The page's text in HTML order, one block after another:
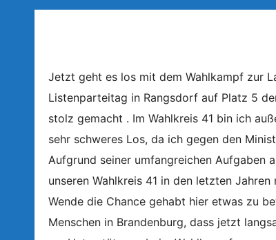
Jetzt geht es los mit dem Wahlkampf zur
Listenparteitag in Rangsdorf auf Platz 5
stolz gemacht . Im Wahlkreis 41 bin ich
sehr schweres Los, da ich gegen den
Aufgrund seiner umfangreichen Aufgaben
unseren Wahlkreis 41 in den letzten Jahren
Wende die Chance gehabt hier etwas zu
Menschen in Brandenburg, dass jetzt